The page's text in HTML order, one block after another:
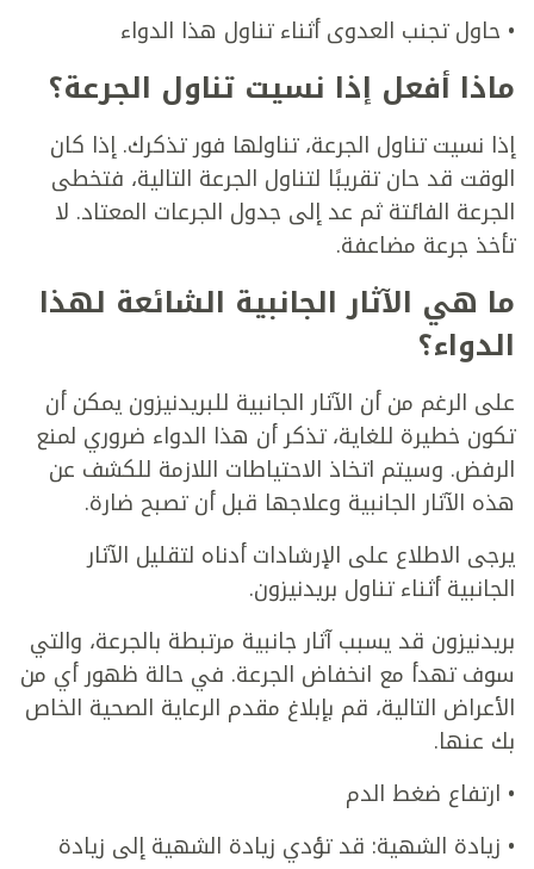
• حاول تجنب العدوى أثناء تناول هذا الدواء
ماذا أفعل إذا نسيت تناول الجرعة؟
إذا نسيت تناول الجرعة، تناولها فور تذكرك. إذا كان
الوقت قد حان تقريبًا لتناول الجرعة التالية، فتخطى
الجرعة الفائتة ثم عد إلى جدول الجرعات المعتاد. لا
تأخذ جرعة مضاعفة.
ما هي الآثار الجانبية الشائعة لهذا
الدواء؟
على الرغم من أن الآثار الجانبية للبريدنيزون يمكن أن
تكون خطيرة للغاية، تذكر أن هذا الدواء ضروري لمنع
الرفض. وسيتم اتخاذ الاحتياطات اللازمة للكشف عن
هذه الآثار الجانبية وعلاجها قبل أن تصبح ضارة.
يرجى الاطلاع على الإرشادات أدناه لتقليل الآثار
الجانبية أثناء تناول بريدنيزون.
بريدنيزون قد يسبب آثار جانبية مرتبطة بالجرعة، والتي
سوف تهدأ مع انخفاض الجرعة. في حالة ظهور أي من
الأعراض التالية، قم بإبلاغ مقدم الرعاية الصحية الخاص
بك عنها.
• ارتفاع ضغط الدم
• زيادة الشهية: قد تؤدي زيادة الشهية إلى زيادة